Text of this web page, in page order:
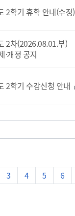
2학기 휴학 안내(수정)
2차(2026.08.01.부)
·개정 공지
2학기 수강신청 안내
3 4 5 6